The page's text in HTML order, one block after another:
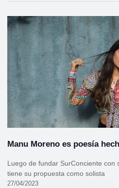
Manu Moreno es poesía
Luego de fundar SurConciente con
tiene su propuesta como solista
27/04/2023